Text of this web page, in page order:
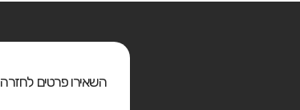
השאירו פרטים לחזרה